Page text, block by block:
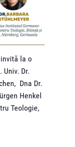
la o
Dr.
Dna Dr.
Henkel
Teologie,